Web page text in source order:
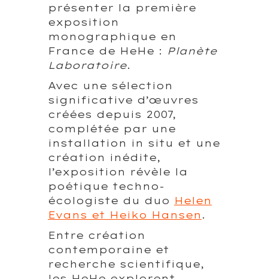
présenter la première
exposition
monographique en
France de HeHe : Planète
Laboratoire.
Avec une sélection
significative d’œuvres
créées depuis 2007,
complétée par une
installation in situ et une
création inédite,
l’exposition révèle la
poétique techno-
écologiste du duo Helen
Evans et Heiko Hansen .
Entre création
contemporaine et
recherche scientifique,